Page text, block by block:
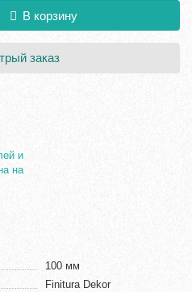
В корзину
заказ
100 мм
Finitura Dekor